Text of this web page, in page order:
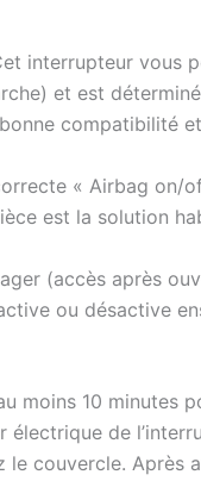
interrupteur vous
et est
compatibilité
« Airbag
est la solution
(accès après
ou désactive
10 minutes
de
couvercle. Après